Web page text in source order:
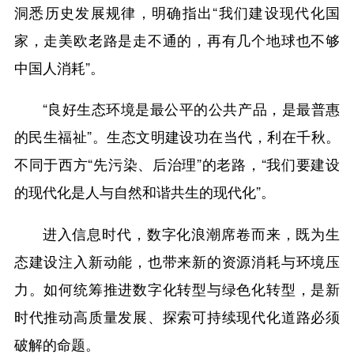
洞悉历史发展规律，明确指出“我们建设现代化国
家，走美欧老路是走不通的，再有几个地球也不够
中国人消耗”。
“良好生态环境是最公平的公共产品，是最普惠
的民生福祉”。生态文明建设功在当代，利在千秋。
不同于西方“先污染、后治理”的老路，“我们要建设
的现代化是人与自然和谐共生的现代化”。
进入信息时代，数字化浪潮席卷而来，既为生
态建设注入新动能，也带来新的资源消耗与环境压
力。如何统筹推进数字化转型与绿色化转型，是新
时代推动高质量发展、探索可持续现代化道路必须
破解的命题。